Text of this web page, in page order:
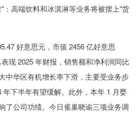
高端饮料和冰淇淋等业务将被摆上"货
好意思元，市值 2456 亿好意思
现 2025 年财报，销售额和净利润同比
中华区有机增长率下滑，主要受业务步
年下半年有望缓解。此外，本年 1 月婴
了公司功绩。今日雀巢晓谕三项业务调